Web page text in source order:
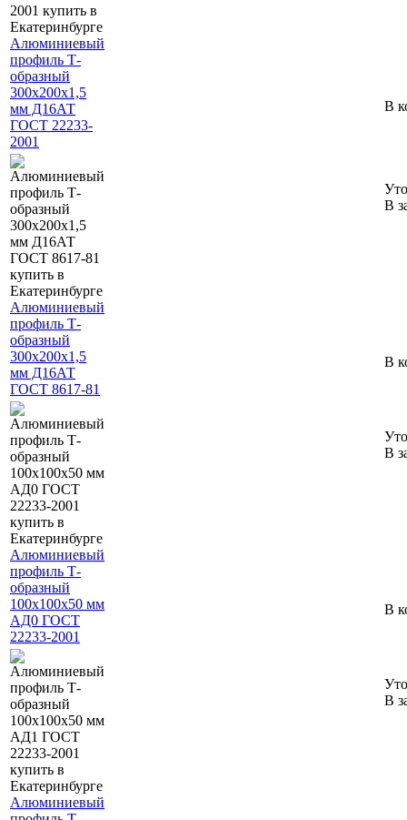
Алюминиевый
профиль Т-
образный
300х200х1,5
мм Д16АТ
ГОСТ 22233-
2001
В
Алюминиевый
профиль Т-
образный
300х200х1,5
мм Д16АТ
ГОСТ 8617-81
В
В
Алюминиевый
профиль Т-
образный
100х100х50 мм
АД0 ГОСТ
22233-2001
В
В
Алюминиевый
В